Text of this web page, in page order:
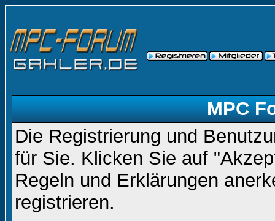
MPC
Die Registrierung und
für Sie. Klicken Sie auf
Regeln und Erklärungen
registrieren.